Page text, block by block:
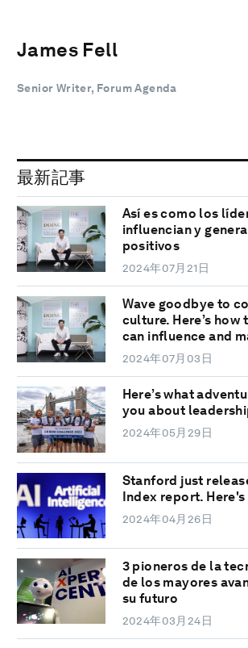
James Fell
Senior Writer, Forum Agenda
最新記事
Así es como los
influencian y
positivos
2024年07月21日
Wave goodbye to
culture. Here’s how
can influence and
2024年07月03日
Here’s what
you about
2024年05月29日
Stanford just
Index report.
2024年04月26日
3 pioneros de la
de los mayores
su futuro
2024年03月24日